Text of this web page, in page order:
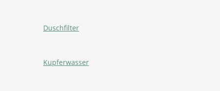
Duschfilter
Kupferwasser